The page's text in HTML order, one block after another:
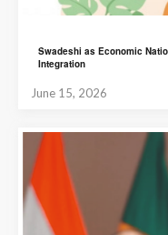
Swadeshi as Economic
Integration
June 15, 2026